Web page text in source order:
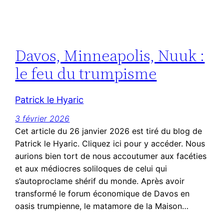
Davos, Minneapolis, Nuuk :
le feu du trumpisme
Patrick le Hyaric
3 février 2026
Cet article du 26 janvier 2026 est tiré du blog de
Patrick le Hyaric. Cliquez ici pour y accéder. Nous
aurions bien tort de nous accoutumer aux facéties
et aux médiocres soliloques de celui qui
s’autoproclame shérif du monde. Après avoir
transformé le forum économique de Davos en
oasis trumpienne, le matamore de la Maison…